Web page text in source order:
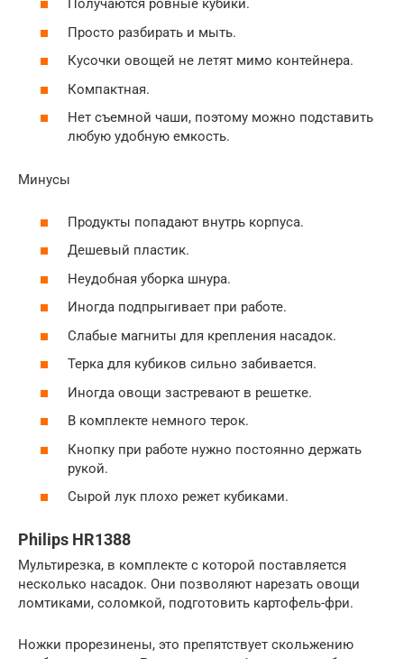
Получаются ровные кубики.
Просто разбирать и мыть.
Кусочки овощей не летят мимо контейнера.
Компактная.
Нет съемной чаши, поэтому можно подставить
любую удобную емкость.
Минусы
Продукты попадают внутрь корпуса.
Дешевый пластик.
Неудобная уборка шнура.
Иногда подпрыгивает при работе.
Слабые магниты для крепления насадок.
Терка для кубиков сильно забивается.
Иногда овощи застревают в решетке.
В комплекте немного терок.
Кнопку при работе нужно постоянно держать
рукой.
Сырой лук плохо режет кубиками.
Philips HR1388
Мультирезка, в комплекте с которой поставляется
несколько насадок. Они позволяют нарезать овощи
ломтиками, соломкой, подготовить картофель-фри.
Ножки прорезинены, это препятствует скольжению